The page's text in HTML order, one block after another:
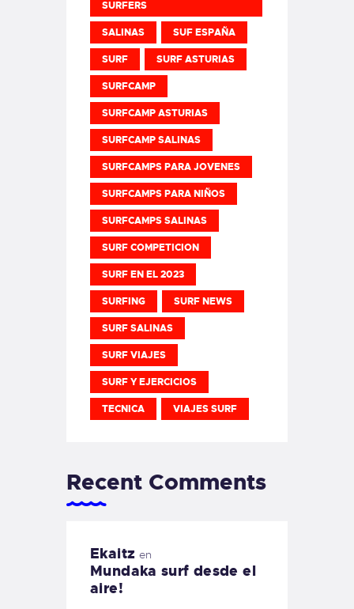
SURFERS
SALINAS SUF ESPAÑA
SURF SURF ASTURIAS
SURFCAMP
SURFCAMP ASTURIAS
SURFCAMP SALINAS
SURFCAMPS PARA JOVENES
SURFCAMPS PARA NIÑOS
SURFCAMPS SALINAS
SURF COMPETICION
SURF EN EL 2023
SURFING SURF NEWS
SURF SALINAS
SURF VIAJES
SURF Y EJERCICIOS
TECNICA VIAJES SURF
Recent Comments
Ekaitz en
Mundaka surf desde el
aire!